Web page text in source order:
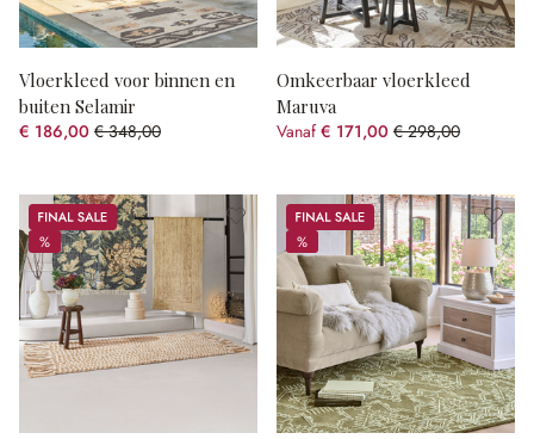
Vloerkleed voor binnen en
buiten Selamir
€ 186,00 € 348,00
(46.55% gespart)
Omkeerbaar vloerkleed
Maruva
Vanaf € 171,00 € 298,00
(42.62% gespart)
Sale
%
%
Sale
%
%